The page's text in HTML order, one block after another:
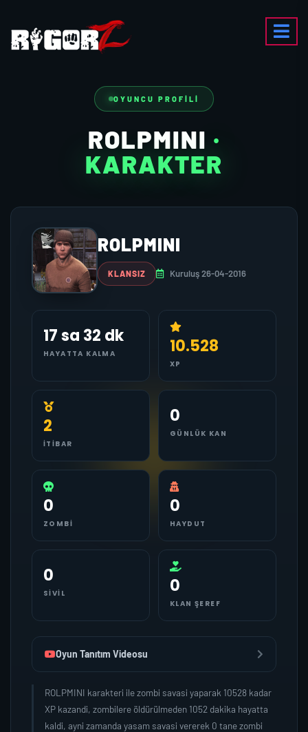
OYUNCU PROFILI
ROLPMINI ·
KARAKTER
ROLPMINI
KLANSIZ Kuruluş 26-04-2016
17 sa 32 dk
HAYATTA KALMA 10.528
XP
2
İTIBAR
0
GÜNLÜK KAN
0
ZOMBI
0
HAYDUT
0
SIVIL 0
KLAN ŞEREF
Oyun Tanıtım Videosu
ROLPMINI karakteri ile zombi savasi yaparak 10528 kadar
XP kazandi, zombilere öldürülmeden 1052 dakika hayatta
kaldi, ayni zamanda yasam savasi vererek 0 tane zombi